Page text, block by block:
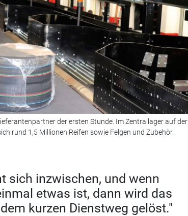
der ersten Stunde. Im Zentral­lager auf der
rund 1,5 Millionen Reifen sowie Felgen und Zubehör.
sich inzwischen, und wenn
etwas ist, dann wird das
kurzen Dienstweg gelöst."